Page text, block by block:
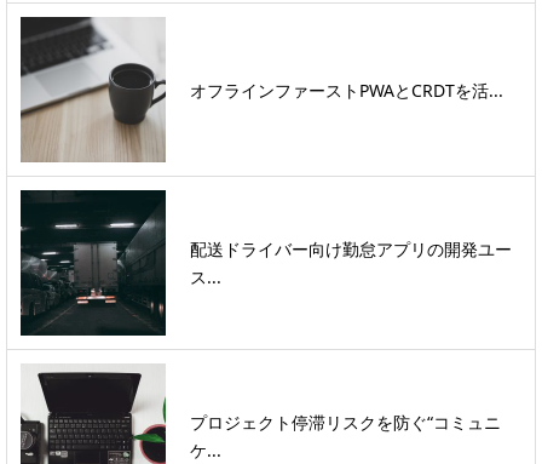
オフラインファーストPWAとCRDTを活...
配送ドライバー向け勤怠アプリの開発ユー
ス...
プロジェクト停滞リスクを防ぐ“コミュニ
ケ...